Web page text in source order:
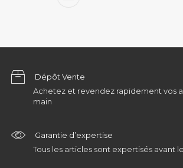
Dépôt Vente
Achetez et revendez rapidement vos
main
Garantie d’expertise
Tous les articles sont expertisés avant